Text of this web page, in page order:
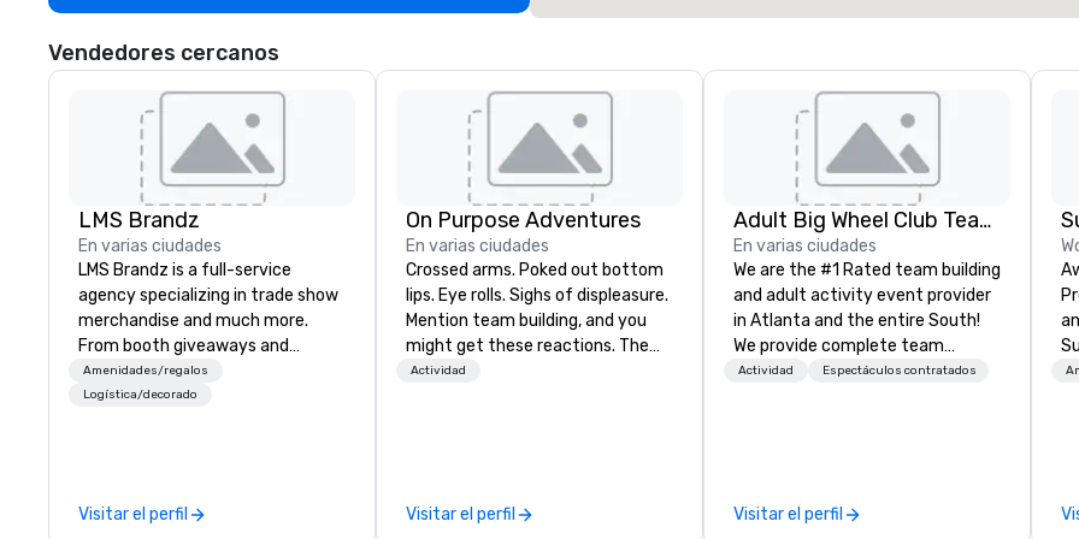
Vendedores cercanos
LMS Brandz
En varias ciudades
LMS Brandz is a full-service
agency specializing in trade show
merchandise and much more.
From booth giveaways and
branded apparel to executive
gifting, displays, banners, signage,
choose from, our 20+ years of
Amenidades/regalos
Logística/decorado
Visitar el perfil
On Purpose Adventures
En varias ciudades
Crossed arms. Poked out bottom
lips. Eye rolls. Sighs of displeasure.
Mention team building, and you
might get these reactions. The
thought of another ropes course,
with On Purpose Adventures. Your
Actividad
Visitar el perfil
Adult Big Wheel Club Team Building & Custom Events
En varias ciudades
We are the #1 Rated team building
and adult activity event provider
in Atlanta and the entire South!
We provide complete team
building challenge events for
with music, Giant start line, 15 f
Actividad Espectáculos contratados
Visitar el perfil